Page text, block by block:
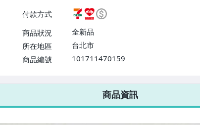
ELEVEN取貨不付款【免運費】、萊爾
或消費滿$1298免運費】、宅配/貨運
$1598免運費】
付款方式
商品狀況
全新品
所在地區
台北市
商品編號
101711470159
7-ELEVEN 運費只要38元
不限金額、筆數，筆筆優惠無限次！
商品資訊